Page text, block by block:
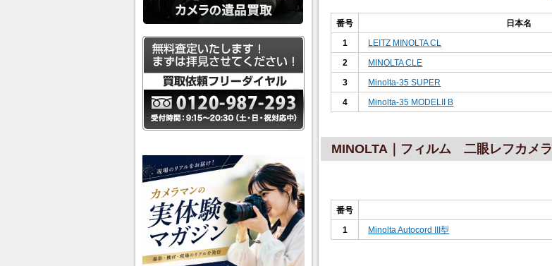
番号 日本名
1 LEITZ MINOLTA CL
2 MINOLTA CLE
3 Minolta-35 SUPER
4 Minolta-35 MODELII B
MINOLTA｜フィルム 二眼レフカメラ
番号
1 Minolta Autocord III型